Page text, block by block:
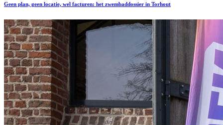
Geen plan, geen locatie, wel facturen: het zwembaddossier in Torhout